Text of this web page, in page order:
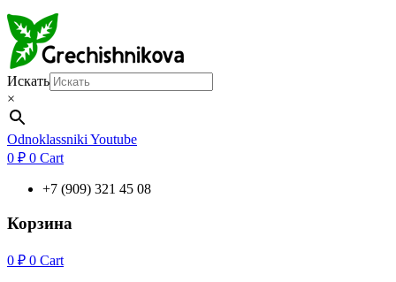
Искать
×
Odnoklassniki Youtube
0 ₽ 0 Cart
+7 (909) 321 45 08
Корзина
0 ₽ 0 Cart